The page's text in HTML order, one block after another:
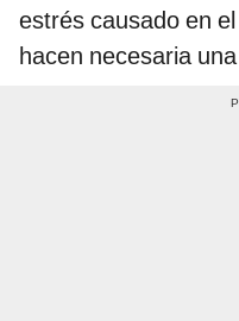
estrés causado en
hacen necesaria